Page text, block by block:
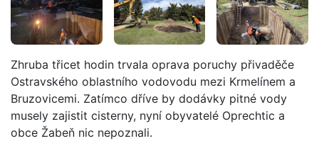
Zhruba třicet hodin trvala oprava poruchy přivaděče
Ostravského oblastního vodovodu mezi Krmelínem a
Bruzovicemi. Zatímco dříve by dodávky pitné vody
musely zajistit cisterny, nyní obyvatelé Oprechtic a
obce Žabeň nic nepoznali.